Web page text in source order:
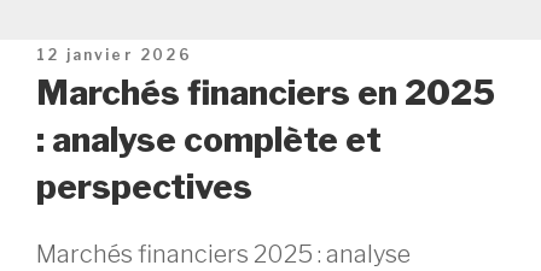
Publié
le
12 janvier 2026
Marchés financiers en 2025
: analyse complète et
perspectives
Marchés financiers 2025 : analyse